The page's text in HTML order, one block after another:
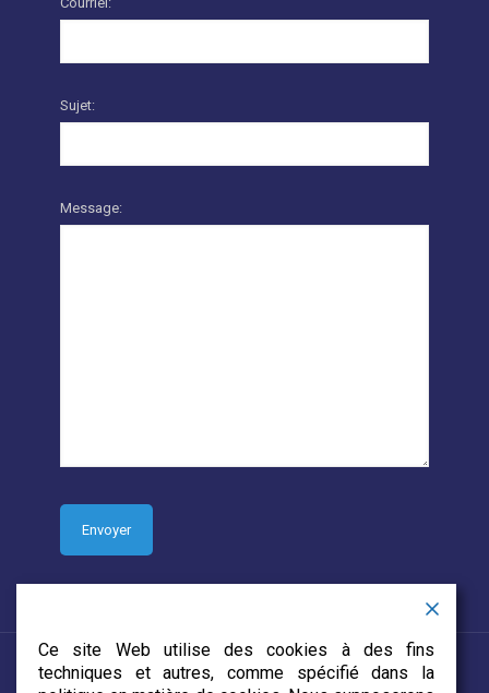
Sujet:
Message:
Ce site Web utilise des cookies à des fins
techniques et autres, comme spécifié dans la